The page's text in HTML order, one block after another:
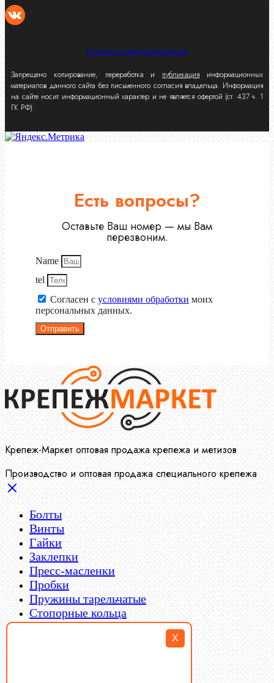
X
Политика конфиденциальности
Запрещено копирование, переработка и публикация информационных
материалов данного сайта без письменного согласия владельца. Информация
на сайте носит информационный характер и не является офертой (ст. 437 ч. 1
ГК РФ).
Есть вопросы?
Оставьте Ваш номер — мы Вам
перезвоним.
Name
tel
Согласен с условиями обработки моих
персональных данных.
Отправить
Крепеж-Маркет оптовая продажа крепежа и метизов
Производство и оптовая продажа специального крепежа
Болты
Винты
Гайки
Заклепки
Пресс-масленки
Пробки
Пружины тарельчатые
Стопорные кольца
Такелаж